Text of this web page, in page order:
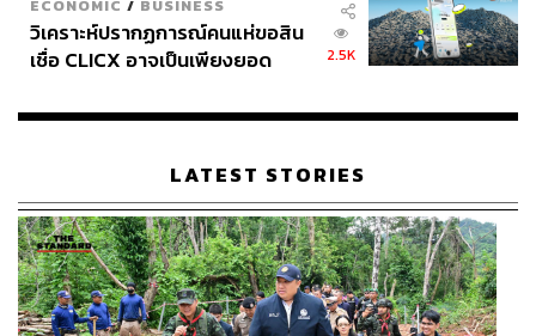
ECONOMIC / BUSINESS
วิเคราะห์ปรากฏการณ์คนแห่ขอสิน
เชื่อ CLICX อาจเป็นเพียงยอด
เรือนไทยที่ถูกซุกไว้
2.5K
LATEST STORIES